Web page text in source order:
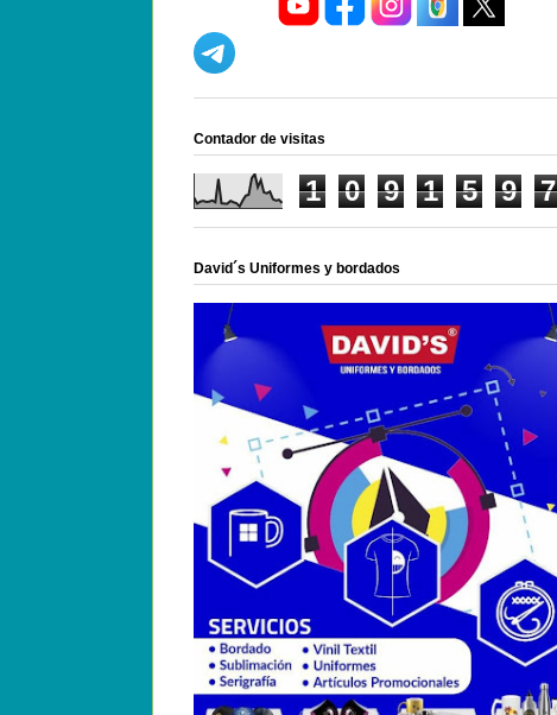
Contador de visitas
1 0 9 1 5 9 7
David´s Uniformes y bordados